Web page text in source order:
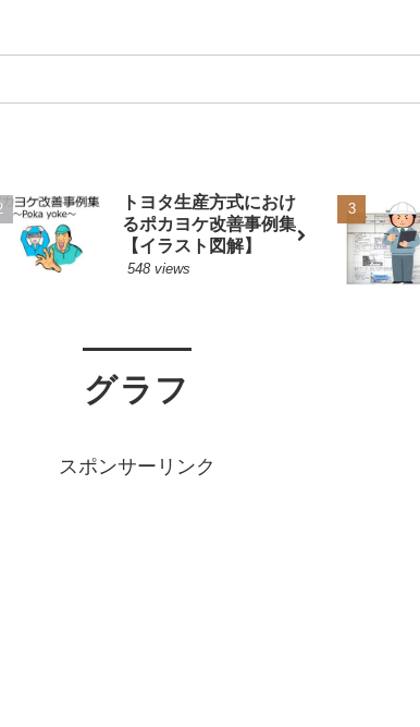
トヨタ生産方式におけ
るポカヨケ改善事例集
【イラスト図解】
548 views
グラフ
スポンサーリンク